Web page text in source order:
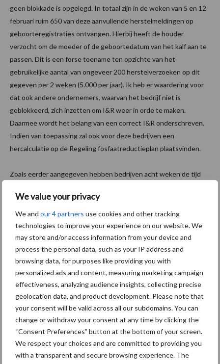
We value your privacy
We and our 4 partners use cookies and other tracking
technologies to improve your experience on our website. We
may store and/or access information from your device and
process the personal data, such as your IP address and
browsing data, for purposes like providing you with
personalized ads and content, measuring marketing campaign
effectiveness, analyzing audience insights, collecting precise
geolocation data, and product development. Please note that
your consent will be valid across all our subdomains. You can
change or withdraw your consent at any time by clicking the
“Consent Preferences” button at the bottom of your screen.
We respect your choices and are committed to providing you
with a transparent and secure browsing experience. The
geen blokkade is opgelegd. In totaal zijn in de weken van 5 en 12
februari ruim 650 van deze aanvullende herstelmeldingen op
geboorteregistraties ontvangen. Hierbij heeft de houder
verzocht om de moeder of de geboortedatum van het kalf aan te
passen. Dit is een forse toename ten opzichte van het
gebruikelijke aantal van ongeveer 200 herstelverzoeken op dit
gegeven per 2 weken (5.000 per jaar). Ik heb er waardering voor
dat ook andere ondernemers, waarvan het bedrijf niet is
geblokkeerd, zich inzetten om I&R weer in orde te maken.
Daarmee wordt het belang van een correct I&R onderschreven.
Indien van toepassing zal ook voor deze bedrijven een
hercalculatie op de Regeling fosfaatreductieplan plaatsvinden.
Zoals eerder aangegeven hebben bedrijven acht weken de tijd
Vorige week is de NVWA gestart om bedrijven waarvan nog geen
schriftelijke reactie in beeld was te bellen. In totaal zijn ongeveer
250 ondernemers gebeld. Dit telefoongesprek is bedoeld om
bedrijven te wijzen op wat zij moeten doen om de
onregelmatigheden te herstellen en welke consequenties het
heeft wanneer een ondernemer dit niet tijdig doet. Van de
ondernemers waarmee is gesproken, geeft een groot deel aan
dat zij in afwachting zijn van de resultaten van DNA-analyses.
Daarnaast bleek een deel van de veehouders informatie via
ongebruikelijke kanalen naar RVO.nl te hebben gezonden
waardoor deze nog niet in behandeling was genomen. Inmiddels
wordt de ingezonden informatie verzameld en beschikbaar
gesteld aan de beoordelaars ter beoordeling van de